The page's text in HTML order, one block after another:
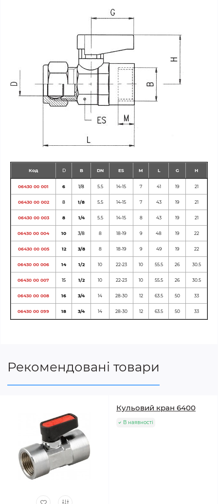
Код D B DN ES M L G H
06430 00 001 6 1/8 5.5 14-15 7 41 19 21
06430 00 002 8 1/8 5.5 14-15 7 43 19 21
06430 00 003 8 1/4 5.5 14-15 8 43 19 21
06430 00 004 10 3/8 8 18-19 9 48 19 22
06430 00 005 12 3/8 8 18-19 9 49 19 22
06430 00 006 14 1/2 10 22-23 10 55.5 26 30.5
06430 00 007 15 1/2 10 22-23 10 55.5 26 30.5
06430 00 008 16 3/4 14 28-30 12 63.5 50 33
06430 00 099 18 3/4 14 28-30 12 63.5 50 33
Рекомендовані товари
Кульовий кран 6400
В наявності